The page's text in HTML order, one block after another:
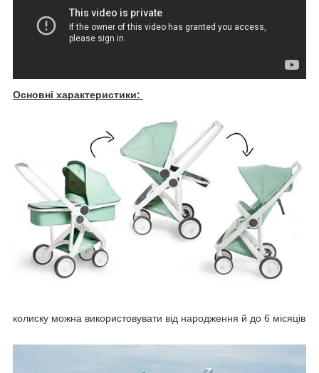
Основні характеристики:
колиску можна використовувати від народження й до 6 місяців